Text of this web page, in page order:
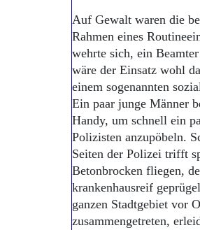
Auf Gewalt waren die
Rahmen eines
wehrte sich, ein
wäre der Einsatz wohl
einem sogenannten
Ein paar junge Männer
Handy, um schnell ein
Polizisten anzupöbeln.
Seiten der Polizei trifft
Betonbrocken fliegen,
krankenhausreif
ganzen Stadtgebiet vor
zusammengetreten,